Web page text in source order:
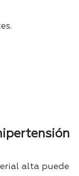
alta puede